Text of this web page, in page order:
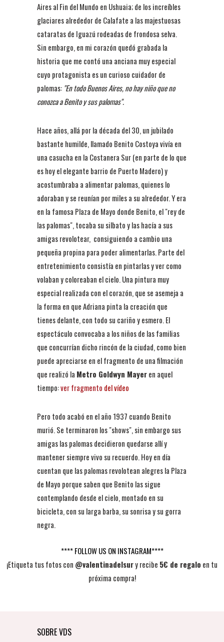
Aires al Fin del Mundo en Ushuaia; de los increíbles
glaciares alrededor de Calafate a las majestuosas
cataratas de Iguazú rodeadas de frondosa selva.
Sin embargo, en mi corazón quedó grabada la
historia que me contó una anciana muy especial
cuyo protagonista es un curioso cuidador de
palomas: "En todo Buenos Aires, no hay niño que no
conozca a Benito y sus palomas".
Hace años, allá por la década del 30, un jubilado
bastante humilde, llamado Benito Costoya vivía en
una casucha en la Costanera Sur (en parte de lo que
es hoy el elegante barrio de Puerto Madero) y
acostumbraba a alimentar palomas, quienes lo
adoraban y se reunían por miles a su alrededor. Y era
en la famosa Plaza de Mayo donde Benito, el "rey de
las palomas", tocaba su silbato y las hacía a sus
amigas revolotear, consiguiendo a cambio una
pequeña propina para poder alimentarlas. Parte del
entretenimiento consistía en pintarlas y ver como
volaban y coloreaban el cielo. Una pintura muy
especial realizada con el corazón, que se asemeja a
la forma en que Adriana pinta la creación que
tienes delante, con todo su cariño y esmero. El
espectáculo convocaba a los niños de las familias
que concurrían dicho rincón de la ciudad, como bien
puede apreciarse en el fragmento de una filmación
que realizó la Metro Goldwyn Mayeren aquel
tiempo:ver fragmento del vídeo
Pero todo acabó en el año 1937 cuando Benito
murió. Se terminaron los "shows", sin embargo sus
amigas las palomas decidieron quedarse allí y
mantener siempre vivo su recuerdo. Hoy en día
cuentan que las palomas revolotean alegres la Plaza
de Mayo porque saben que Benito las sigue
contemplando desde el cielo, montado en su
bicicleta, con su larga barba, su sonrisa y su gorra
negra.
**** FOLLOW US ON INSTAGRAM****
¡Etiqueta tus fotos con @valentinadelsury recibe 5€ de regalo en tu
próxima compra!
SOBRE VDS